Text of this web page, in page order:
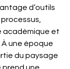
d’outils
académique et
une époque
du paysage